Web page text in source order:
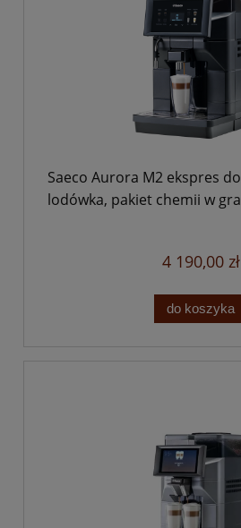
Saeco Aurora M2 ekspres
lodówka, pakiet chemii w
4 190,00 zł
do koszyka